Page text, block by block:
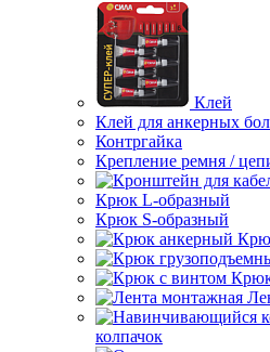
Клей
Клей для анкерных
Контргайка
Крепление ремня /
Крюк L-образный
Крюк S-образный
колпачок